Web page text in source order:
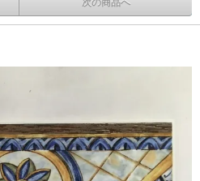
次の商品へ